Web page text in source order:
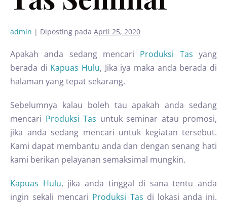
admin | Diposting pada April 25, 2020
Apakah anda sedang mencari Produksi Tas yang
berada di Kapuas Hulu, Jika iya maka anda berada di
halaman yang tepat sekarang.
Sebelumnya kalau boleh tau apakah anda sedang
mencari Produksi Tas untuk seminar atau promosi,
jika anda sedang mencari untuk kegiatan tersebut.
Kami dapat membantu anda dan dengan senang hati
kami berikan pelayanan semaksimal mungkin.
Kapuas Hulu, jika anda tinggal di sana tentu anda
ingin sekali mencari Produksi Tas di lokasi anda ini.